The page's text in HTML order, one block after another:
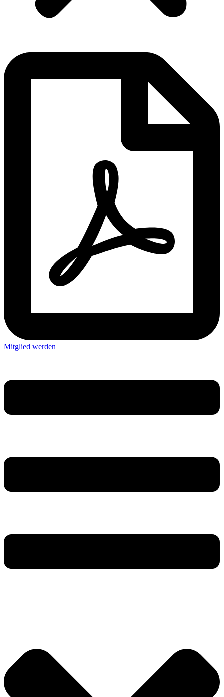
Mitglied werden